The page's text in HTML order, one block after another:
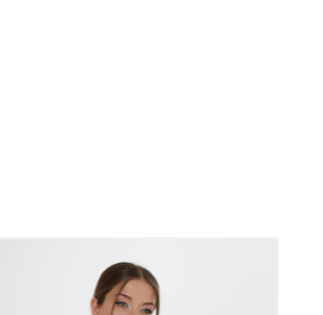
önemli bir parçası olur. Ayrıca, yaz
evde rahat bir kıyafet olarak,
bir stil oluşturmak için kullanılabilir.